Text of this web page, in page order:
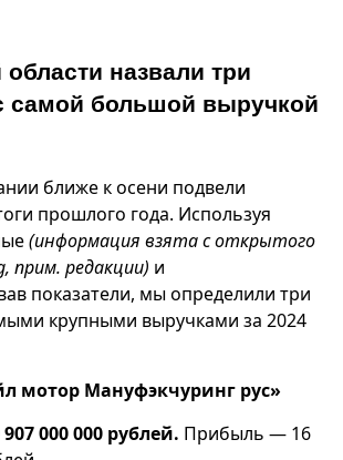
назвали три
самой большой выручкой
ближе к осени подвели
прошлого года. Используя
(информация взята с открытого
прим. редакции) и
показатели, мы определили три
крупными выручками за 2024
мотор Мануфэкчуринг рус»
907 000 000 рублей. Прибыль — 16